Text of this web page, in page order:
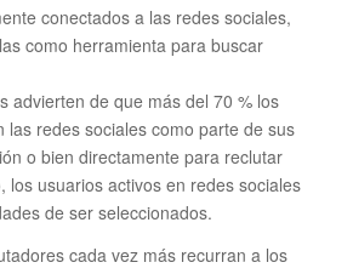
conectados a las redes sociales,
como herramienta para buscar
advierten de que más del 70 % los
las redes sociales como parte de sus
o bien directamente para reclutar
los usuarios activos en redes sociales
de ser seleccionados.
cada vez más recurran a los